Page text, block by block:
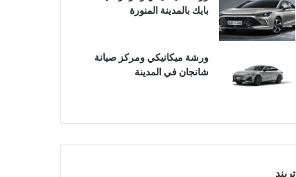
بايك بالمدينة المنورة
ورشة ميكانيكي ومركز صيانة
شانجان في المدينة
تريند